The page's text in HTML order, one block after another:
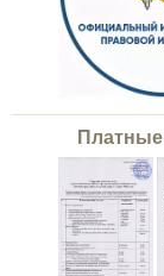
Платные